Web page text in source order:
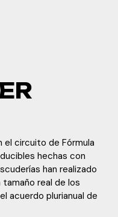
el circuito de Fórmula
hechas con
han realizado
tamaño real de los
acuerdo plurianual de